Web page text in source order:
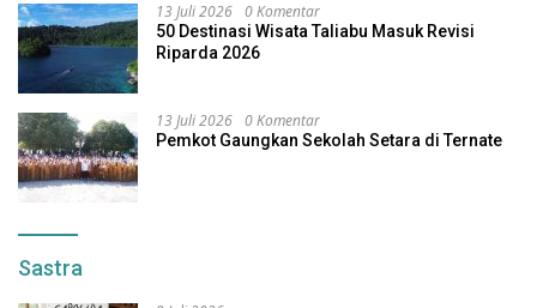
13 Juli 2026 0 Komentar
50 Destinasi Wisata Taliabu Masuk Revisi
Riparda 2026
13 Juli 2026 0 Komentar
Pemkot Gaungkan Sekolah Setara di Ternate
Sastra